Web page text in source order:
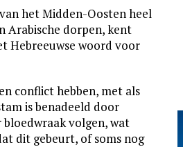
het Midden-Oosten heel
Arabische dorpen, kent
Hebreeuwse woord voor
conflict hebben, met als
is benadeeld door
bloedwraak volgen, wat
dit gebeurt, of soms nog